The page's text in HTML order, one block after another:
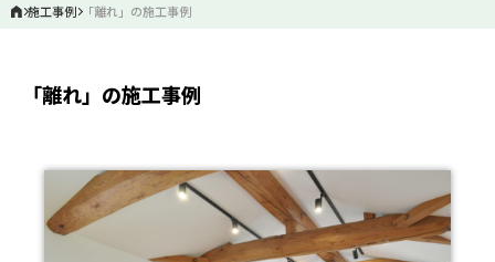
施工事例 「離れ」の施工事例
「離れ」の施工事例